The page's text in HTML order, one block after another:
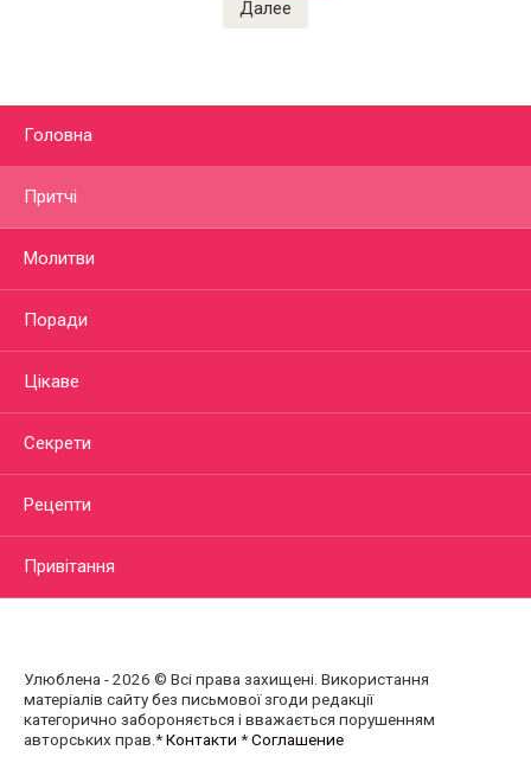
Далее
Головна
Притчі
Молитви
Поради
Цікаве
Секрети
Рецепти
Привітання
Улюблена - 2026 © Всі права захищені. Використання
матеріалів сайту без письмової згоди редакції
категорично забороняється і вважається порушенням
авторських прав.*Контакти *Соглашение